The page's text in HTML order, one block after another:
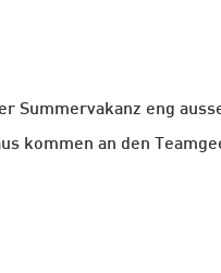
Summervakanz eng
kommen an den